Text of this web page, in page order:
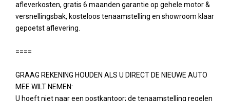
afleverkosten, gratis 6 maanden garantie op gehele motor &
versnellingsbak, kosteloos tenaamstelling en showroom klaar
gepoetst aflevering.
====
GRAAG REKENING HOUDEN ALS U DIRECT DE NIEUWE AUTO
MEE WILT NEMEN:
U hoeft niet naar een postkantoor; de tenaamstelling regelen